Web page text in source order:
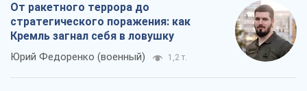
От ракетного террора до
стратегического поражения: как
Кремль загнал себя в ловушку
Юрий Федоренко (военный) 1,2 т.